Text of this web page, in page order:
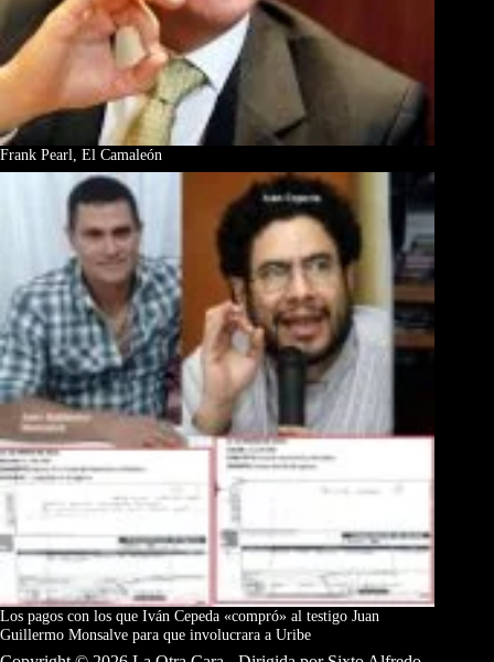
Frank Pearl, El Camaleón
Los pagos con los que Iván Cepeda «compró» al testigo Juan
Guillermo Monsalve para que involucrara a Uribe